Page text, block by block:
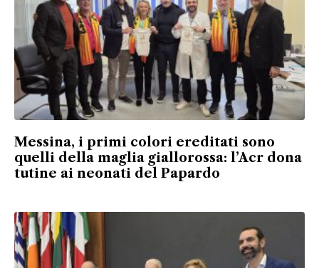
Messina, i primi colori ereditati sono
quelli della maglia giallorossa: l’Acr dona
tutine ai neonati del Papardo